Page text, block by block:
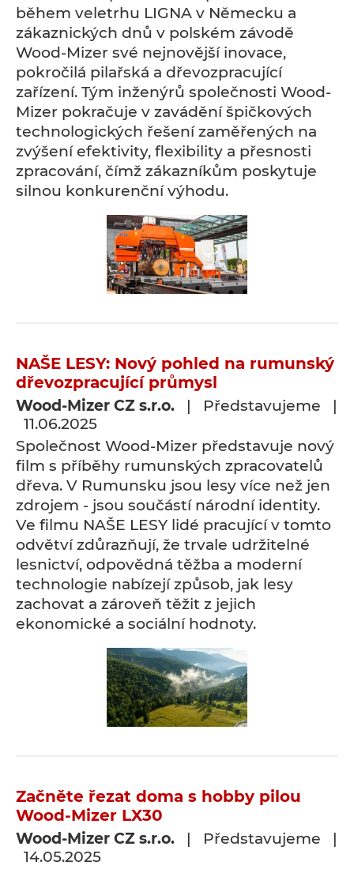
během veletrhu LIGNA v Německu a
zákaznických dnů v polském závodě
Wood-Mizer své nejnovější inovace,
pokročilá pilařská a dřevozpracující
zařízení. Tým inženýrů společnosti Wood-
Mizer pokračuje v zavádění špičkových
technologických řešení zaměřených na
zvýšení efektivity, flexibility a přesnosti
zpracování, čímž zákazníkům poskytuje
silnou konkurenční výhodu.
NAŠE LESY: Nový pohled na rumunský
dřevozpracující průmysl
Wood-Mizer CZ s.r.o. | Představujeme |
11.06.2025
Společnost Wood-Mizer představuje nový
film s příběhy rumunských zpracovatelů
dřeva. V Rumunsku jsou lesy více než jen
zdrojem - jsou součástí národní identity.
Ve filmu NAŠE LESY lidé pracující v tomto
odvětví zdůrazňují, že trvale udržitelné
lesnictví, odpovědná těžba a moderní
technologie nabízejí způsob, jak lesy
zachovat a zároveň těžit z jejich
ekonomické a sociální hodnoty.
Začněte řezat doma s hobby pilou
Wood-Mizer LX30
Wood-Mizer CZ s.r.o. | Představujeme |
14.05.2025